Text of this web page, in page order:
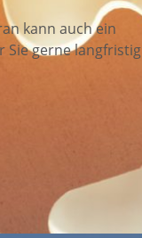
kann auch ein
Sie gerne langfristig